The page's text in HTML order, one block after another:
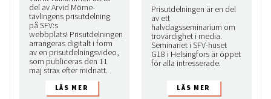
del av Arvid Mörne-
tävlingens prisutdelning
på SFV:s
webbplats! Prisutdelningen
arrangeras digitalt i form
av en prisutdelningsvideo,
som publiceras den 11
maj strax efter midnatt.
Prisutdelningen är en del
av ett
halvdagsseminarium om
trovärdighet i media.
Seminariet i SFV-huset
G18 i Helsingfors är öppet
för alla intresserade.